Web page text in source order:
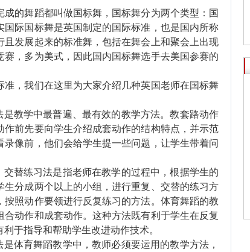
的舞蹈都叫做国标舞，国标舞分为两个类型：国
国际国标舞是英国制定的国际标准，也是国内所称
且发展起来的标准舞，包括在舞会上和聚会上出现
，多为美式，因此国内国标舞选手去美国参赛的
，我们在这里为大家介绍几种英国老师在国标舞
教学中最普遍、最有效的教学方法。教套路动作
作前先要向学生介绍成套动作的结构特点，并示范
像前，他们会给学生提一些问题，让学生带着问
练习法是指老师在教学的过程中，根据学生的
分成两个以上的小组，进行重复、交替的练习方
照动作要领进行反复练习的方法。体育舞蹈的教
动作和成套动作。这种方法既有利于学生在反复
于指导和帮助学生改进动作技术。
育舞蹈教学中，教师必须要运用的教学方法，